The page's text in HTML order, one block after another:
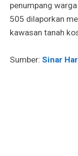
penumpang
505 dilaporkan
kawasan tanah
Sumber: Sinar